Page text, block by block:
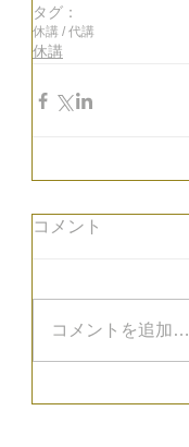
タグ：
休講 / 代講
休講
コメント
コメントを追加…